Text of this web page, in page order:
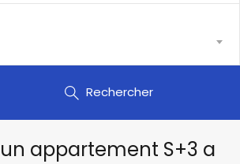
Rechercher
appartement S+3 a